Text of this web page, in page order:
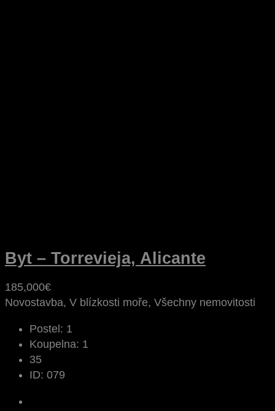
Byt – Torrevieja, Alicante
185,000€
Novostavba, V blízkosti moře, Všechny nemovitosti
Postel: 1
Koupelna: 1
35
ID: 079